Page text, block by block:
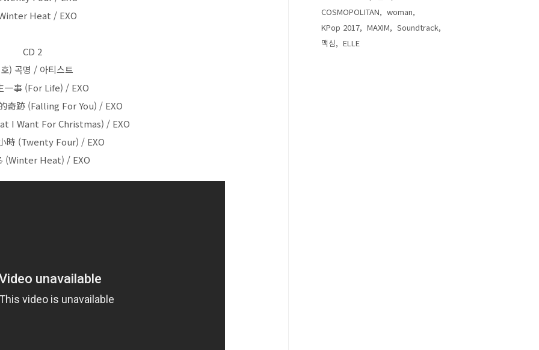
Heat / EXO
CD 2
) 곡명 / 아티스트
一事 (For Life) / EXO
奇跡 (Falling For You) / EXO
I Want For Christmas) / EXO
時 (Twenty Four) / EXO
(Winter Heat) / EXO
COSMOPOLITAN
woman
KPop 2017
MAXIM
Soundtrack
맥심
ELLE